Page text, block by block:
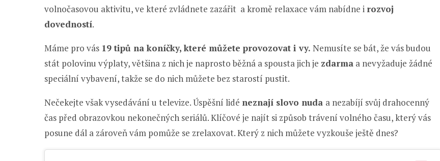
volnočasovou aktivitu, ve které zvládnete zazářit a kromě relaxace vám nabídne i rozvoj
dovedností.
Máme pro vás 19 tipů na koníčky, které můžete provozovat i vy. Nemusíte se bát, že vás budou
stát polovinu výplaty, většina z nich je naprosto běžná a spousta jich je zdarma a nevyžaduje žádné
speciální vybavení, takže se do nich můžete bez starostí pustit.
Nečekejte však vysedávání u televize. Úspěšní lidé neznají slovo nuda a nezabíjí svůj drahocenný
čas před obrazovkou nekonečných seriálů. Klíčové je najít si způsob trávení volného času, který vás
posune dál a zároveň vám pomůže se zrelaxovat. Který z nich můžete vyzkouše ještě dnes?